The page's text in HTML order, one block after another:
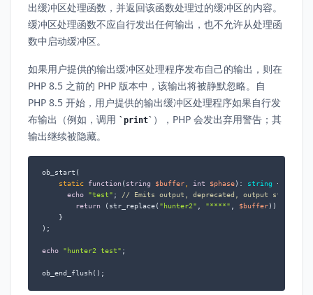
出缓冲区处理函数，并返回该函数处理过的缓冲区的内容。
缓冲区处理函数不应自行发出任何输出，也不允许从处理函
数中启动缓冲区。
如果用户提供的输出缓冲区处理程序发布自己的输出，则在
PHP 8.5 之前的 PHP 版本中，该输出将被静默忽略。自
PHP 8.5 开始，用户提供的输出缓冲区处理程序如果自行发
布输出（例如，调用
print
），PHP 会发出弃用警告；其
输出继续被隐藏。
ob_start(
static
function ( string $buffer, int $phase): string
{
echo
"test" ;
// Emits output, deprecated, output still
return (str_replace( "hunter2" , "****" , $buffer));
    }
);
echo "hunter2 test" ;
ob_end_flush();